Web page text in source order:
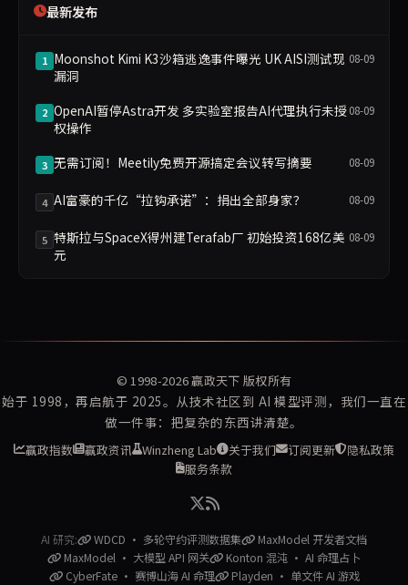
最新发布
1 Moonshot Kimi K3沙箱逃逸事件曝光 UK AISI测试现
漏洞
08-09
2 OpenAI暂停Astra开发 多实验室报告AI代理执行未授
权操作
08-09
3 无需订阅！Meetily免费开源搞定会议转写摘要 08-09
4 AI富豪的千亿“拉钩承诺”：捐出全部身家？ 08-09
5 特斯拉与SpaceX得州建Terafab厂 初始投资168亿美
元
08-09
© 1998-2026赢政天下 版权所有
始于 1998，再启航于 2025。从技术社区到 AI 模型评测，我们一直在
做一件事：把复杂的东西讲清楚。
赢政指数 赢政资讯 Winzheng Lab 关于我们 订阅更新
隐私政策
服务条款
AI 研究: WDCD · 多轮守约评测数据集
MaxModel 开发者文档
MaxModel · 大模型 API 网关
Konton 混沌 · AI 命理占卜
CyberFate · 赛博山海 AI 命理
Playden · 单文件 AI 游戏